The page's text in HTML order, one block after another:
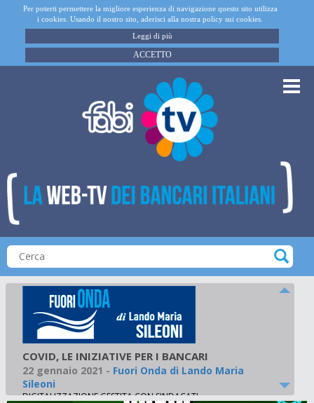
Per poterti permettere la migliore esperienza di navigazione questo sito utilizza
i cookies. Usando il nostro sito, aderisci alla nostra policy sui cookies.
Leggi di più
ACCETTO
COVID, LE INIZIATIVE PER I BANCARI
22 gennaio 2021 - Fuori Onda di Lando Maria
Sileoni
DIGITALIZZAZIONE GESTITA CON SINDACATI